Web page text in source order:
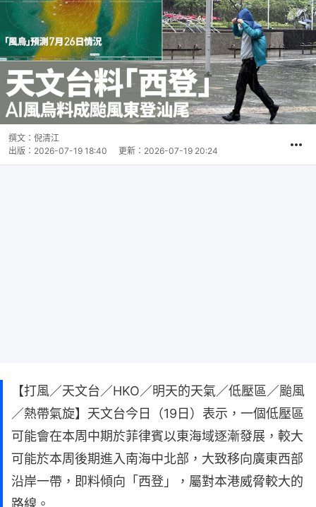
撰文： 倪清江
出版： 2026-07-19 18:40 更新： 2026-07-19 20:24
【打風／天文台／HKO／明天的天氣／低壓區／颱風
／熱帶氣旋】天文台今日（19日）表示，一個低壓區
可能會在本周中期於菲律賓以東海域逐漸發展，較大
可能於本周後期進入南海中北部，大致移向廣東西部
沿岸一帶，即料傾向「西登」，屬對本港威脅較大的
路線。